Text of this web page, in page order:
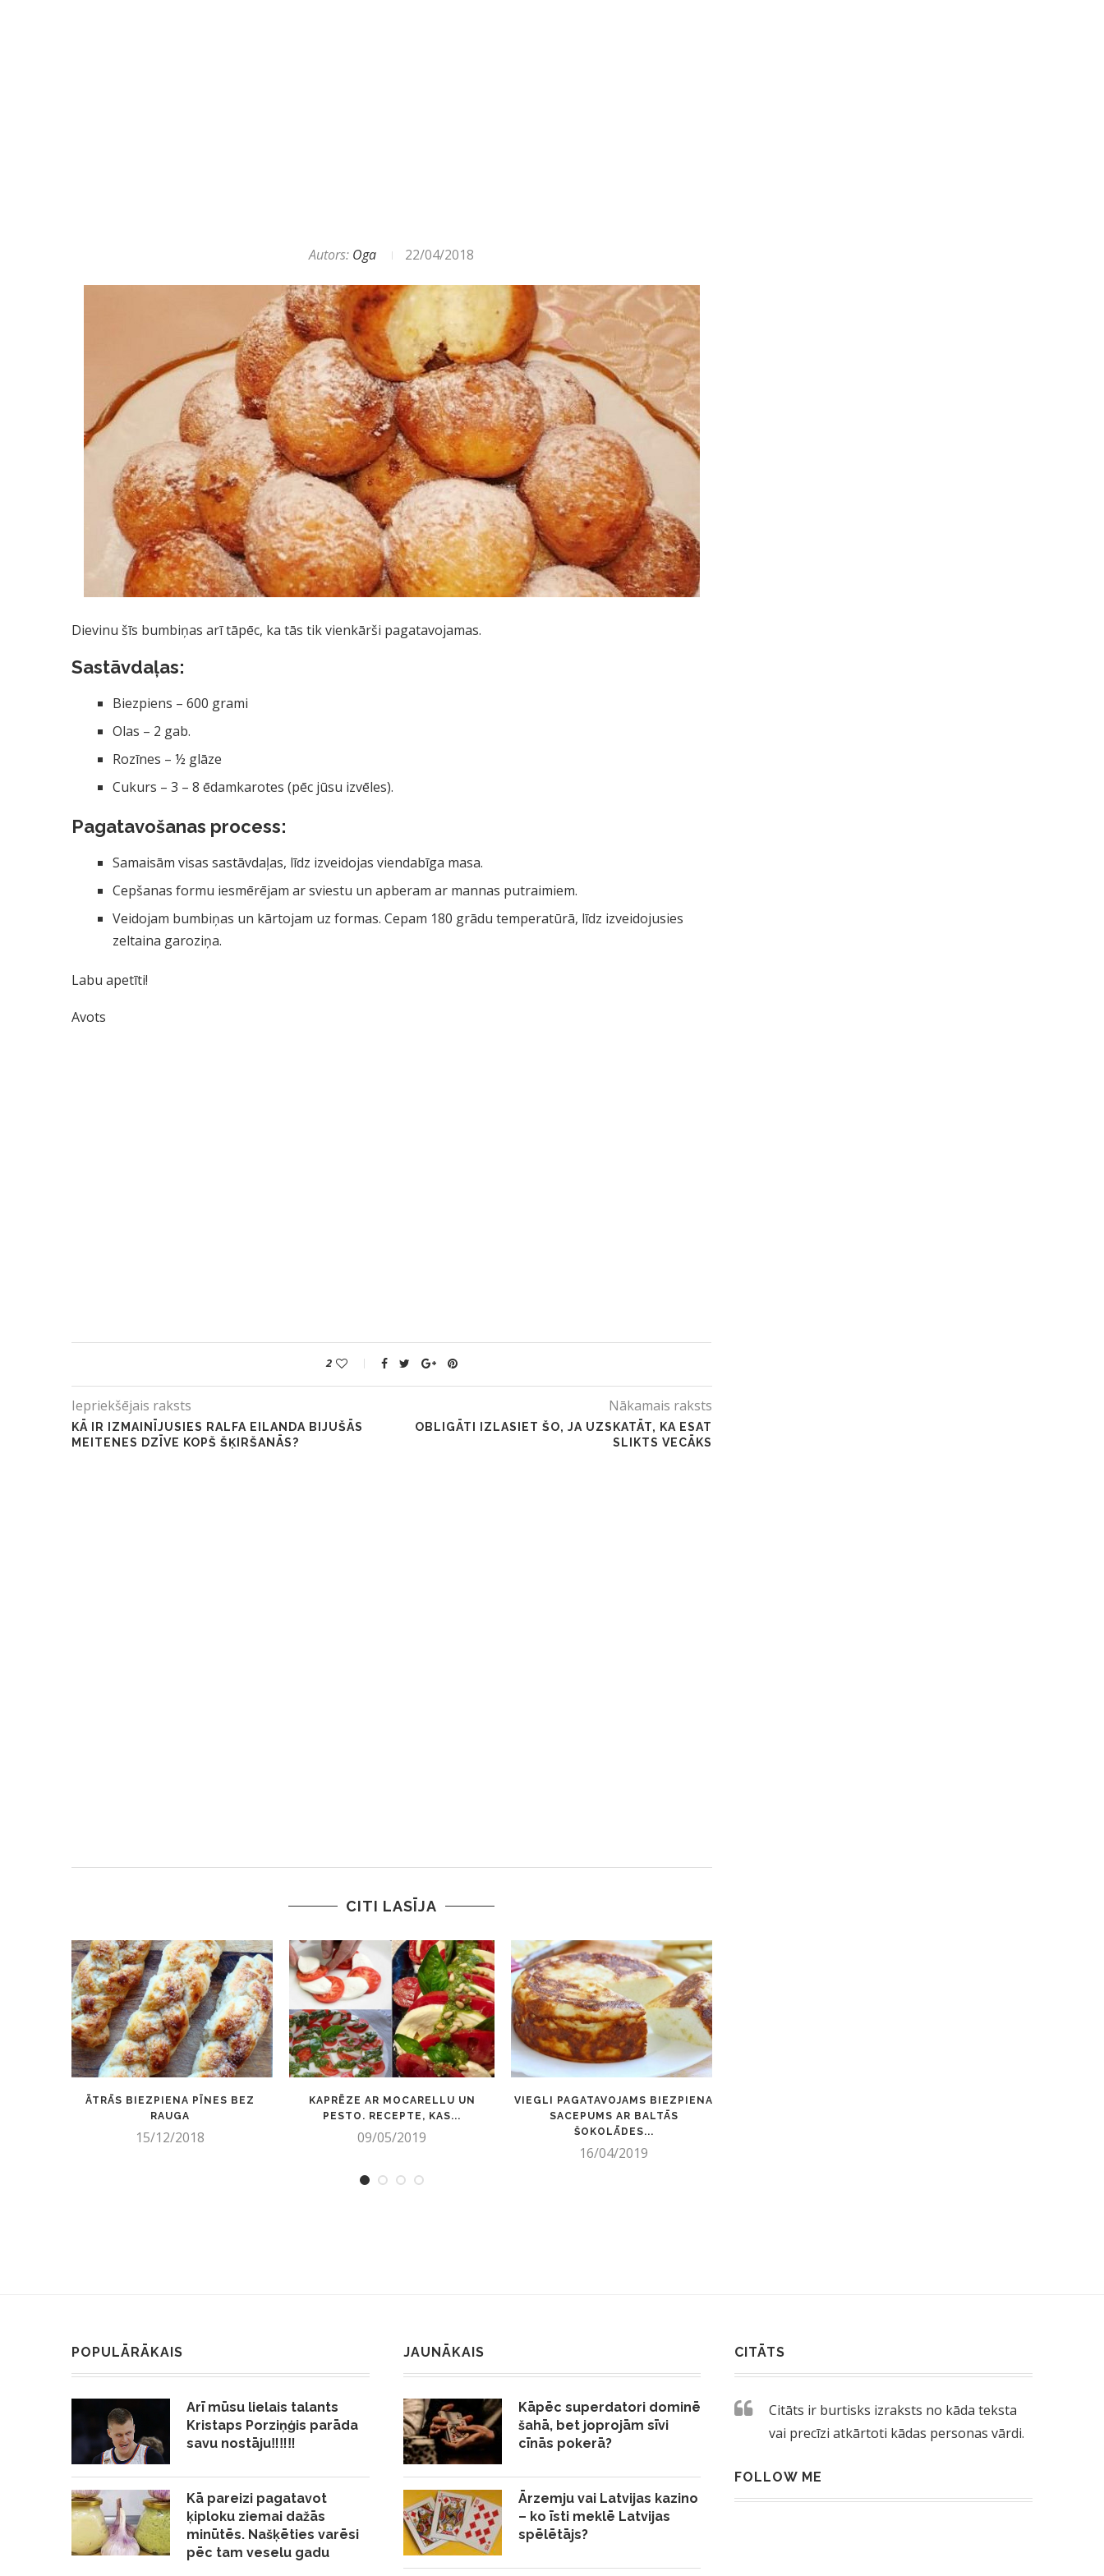
Autors: Oga 22/04/2018
Dievinu šīs bumbiņas arī tāpēc, ka tās tik vienkārši pagatavojamas.
Sastāvdaļas:
Biezpiens – 600 grami
Olas – 2 gab.
Rozīnes – ½ glāze
Cukurs – 3 – 8 ēdamkarotes (pēc jūsu izvēles).
Pagatavošanas process:
Samaisām visas sastāvdaļas, līdz izveidojas viendabīga masa.
Cepšanas formu iesmērējam ar sviestu un apberam ar mannas putraimiem.
Veidojam bumbiņas un kārtojam uz formas. Cepam 180 grādu temperatūrā, līdz izveidojusies
zeltaina garoziņa.
Labu apetīti!
Avots
2
Iepriekšējais raksts
KĀ IR IZMAINĪJUSIES RALFA EILANDA BIJUŠĀS
MEITENES DZĪVE KOPŠ ŠĶIRŠANĀS?
Nākamais raksts
OBLIGĀTI IZLASIET ŠO, JA UZSKATĀT, KA ESAT
SLIKTS VECĀKS
CITI LASĪJA
ĀTRĀS BIEZPIENA PĪNES BEZ
RAUGA
15/12/2018
KAPRĒZE AR MOCARELLU UN
PESTO. RECEPTE, KAS...
09/05/2019
VIEGLI PAGATAVOJAMS BIEZPIENA
SACEPUMS AR BALTĀS
ŠOKOLĀDES...
16/04/2019
POPULĀRĀKAIS
Arī mūsu lielais talants
Kristaps Porziņģis parāda
savu nostāju‼️‼️‼️
Kā pareizi pagatavot
ķiploku ziemai dažās
minūtēs. Našķēties varēsi
pēc tam veselu gadu
JAUNĀKAIS
Kāpēc superdatori dominē
šahā, bet joprojām sīvi
cīnās pokerā?
Ārzemju vai Latvijas kazino
– ko īsti meklē Latvijas
spēlētājs?
CITĀTS
Citāts ir burtisks izraksts no kāda teksta
vai precīzi atkārtoti kādas personas vārdi.
FOLLOW ME